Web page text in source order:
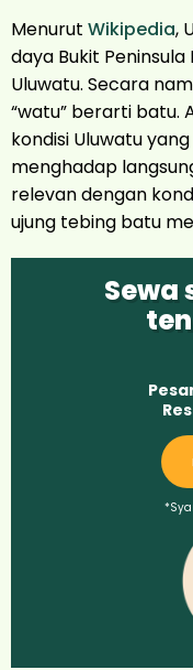
Menurut Wikipedia,
daya Bukit Peninsula
Uluwatu. Secara
“watu” berarti batu.
kondisi Uluwatu
menghadap
relevan dengan
ujung tebing batu
Sewa